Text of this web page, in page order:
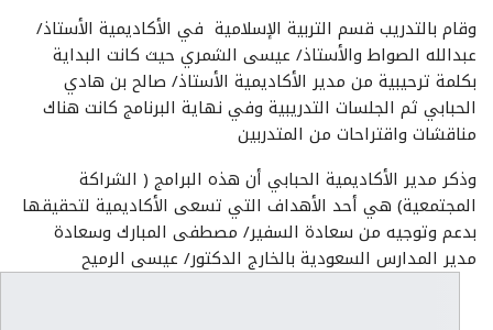
وقام بالتدريب قسم التربية الإسلامية في الأكاديمية الأستاذ/
عبدالله الصواط والأستاذ/ عيسى الشمري حيث كانت البداية
بكلمة ترحيبية من مدير الأكاديمية الأستاذ/ صالح بن هادي
الحبابي ثم الجلسات التدريبية وفي نهاية البرنامج كانت هناك
مناقشات واقتراحات من المتدربين
وذكر مدير الأكاديمية الحبابي أن هذه البرامج ( الشراكة
المجتمعية) هي أحد الأهداف التي تسعى الأكاديمية لتحقيقها
بدعم وتوجيه من سعادة السفير/ مصطفى المبارك وسعادة
مدير المدارس السعودية بالخارج الدكتور/ عيسى الرميح